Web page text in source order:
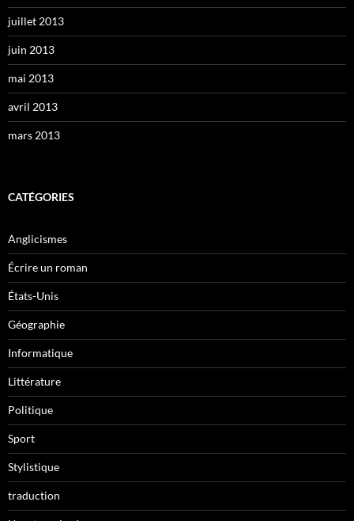
juillet 2013
juin 2013
mai 2013
avril 2013
mars 2013
CATÉGORIES
Anglicismes
Écrire un roman
États-Unis
Géographie
Informatique
Littérature
Politique
Sport
Stylistique
traduction